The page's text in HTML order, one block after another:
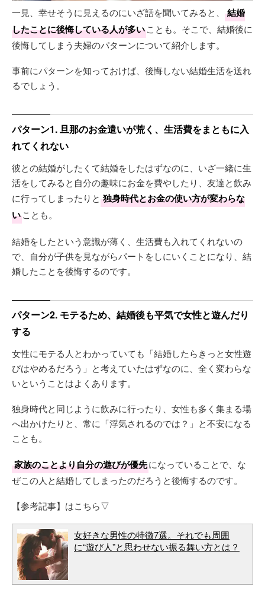
一見、幸せそうに見えるのにいざ話を聞いてみると、
結婚
したことに後悔している人が多いことも。そこで、結婚後に
後悔してしまう夫婦のパターンについて紹介します。
事前にパターンを知っておけば、後悔しない結婚生活を送れ
るでしょう。
パターン1. 旦那のお金遣いが荒く、生活費をまともに入
れてくれない
彼との結婚がしたくて結婚をしたはずなのに、いざ一緒に生
活をしてみると自分の趣味にお金を費やしたり、友達と飲み
に行ってしまったりと 独身時代とお金の使い方が変わらな
いことも。
結婚をしたという意識が薄く、生活費も入れてくれないの
で、自分が子供を見ながらパートをしにいくことになり、結
婚したことを後悔するのです。
パターン2. モテるため、結婚後も平気で女性と遊んだり
する
女性にモテる人とわかっていても「結婚したらきっと女性遊
びはやめるだろう」と考えていたはずなのに、全く変わらな
いということはよくあります。
独身時代と同じように飲みに行ったり、女性も多く集まる場
へ出かけたりと、常に「浮気されるのでは？」と不安になる
ことも。
家族のことより自分の遊びが優先になっていることで、な
ぜこの人と結婚してしまったのだろうと後悔するのです。
【参考記事】はこちら▽
女好きな男性の特徴7選。それでも周囲
に“遊び人”と思わせない振る舞い方とは？